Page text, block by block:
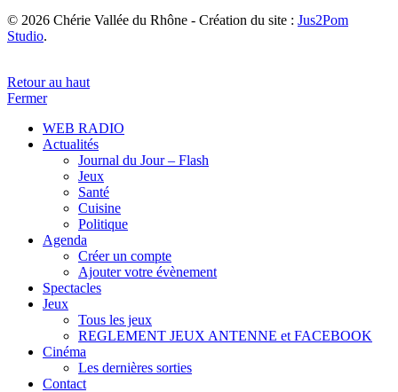
© 2026 Chérie Vallée du Rhône - Création du site : Jus2Pom
Studio.
Retour au haut
Fermer
WEB RADIO
Actualités
Journal du Jour – Flash
Jeux
Santé
Cuisine
Politique
Agenda
Créer un compte
Ajouter votre évènement
Spectacles
Jeux
Tous les jeux
REGLEMENT JEUX ANTENNE et FACEBOOK
Cinéma
Les dernières sorties
Contact